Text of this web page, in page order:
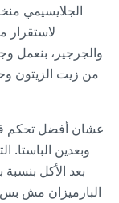
لاستقرار
والجرجير، بنعمل
من زيت الزيتون
عشان أفضل تحكم
وبعدين الباستا.
البارميزان مش